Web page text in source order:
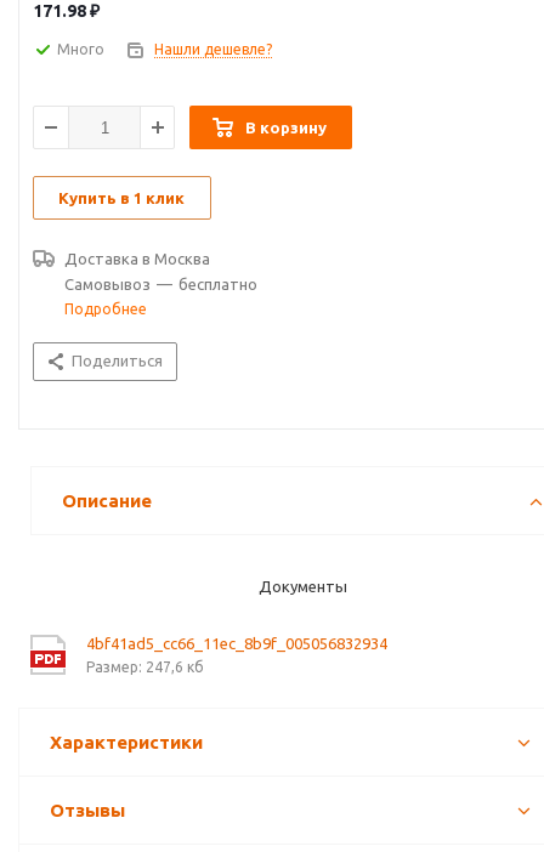
171.98₽
Много Нашли дешевле?
В корзину
Купить в 1 клик
Доставка в Москва
Самовывоз — бесплатно
Подробнее
Поделиться
Описание
Документы
4bf41ad5_cc66_11ec_8b9f_005056832934
Размер: 247,6 кб
Характеристики
Отзывы